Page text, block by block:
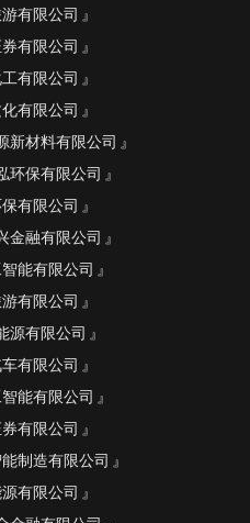
有限公司
有限公司
有限公司
有限公司
新材料有限公司
环保有限公司
有限公司
金融有限公司
能有限公司
有限公司
源有限公司
有限公司
能有限公司
有限公司
制造有限公司
有限公司